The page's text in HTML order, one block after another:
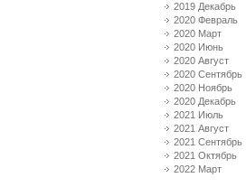
2019 Декабрь
2020 Февраль
2020 Март
2020 Июнь
2020 Август
2020 Сентябрь
2020 Ноябрь
2020 Декабрь
2021 Июль
2021 Август
2021 Сентябрь
2021 Октябрь
2022 Март